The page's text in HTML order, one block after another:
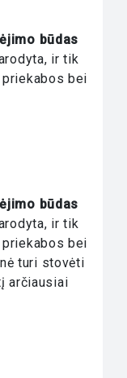
būdas
ir tik
bei
būdas
ir tik
bei
turi stovėti
arčiausiai